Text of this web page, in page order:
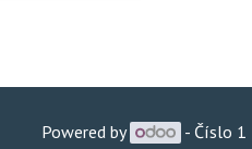
Powered by - Číslo 1